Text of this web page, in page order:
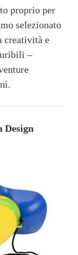
proprio per
selezionato
creatività e
–
Design